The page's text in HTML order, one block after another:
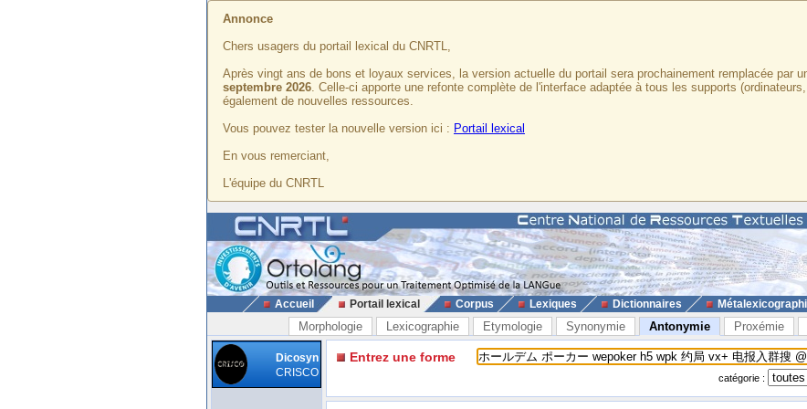
Annonce
Chers usagers du portail lexical du CNRTL,
Après vingt ans de bons et loyaux services, la version actuelle du portail sera prochainement remplacée par
septembre 2026. Celle-ci apporte une refonte complète de l'interface adaptée à tous les supports
également de nouvelles ressources.
Vous pouvez tester la nouvelle version ici : Portail lexical
En vous remerciant,
L'équipe du CNRTL
Accueil Portail lexical Corpus Lexiques Dictionnaires
Morphologie Lexicographie Etymologie Synonymie Antonymie Proxémie
Dicosyn
CRISCO
Entrez une forme
catégorie :